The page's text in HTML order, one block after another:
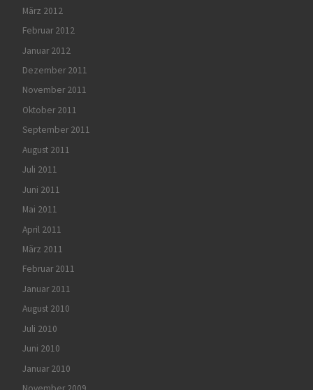
März 2012
Februar 2012
Januar 2012
Dezember 2011
November 2011
Oktober 2011
September 2011
August 2011
Juli 2011
Juni 2011
Mai 2011
April 2011
März 2011
Februar 2011
Januar 2011
August 2010
Juli 2010
Juni 2010
Januar 2010